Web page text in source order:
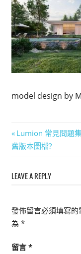
式,
人
人
都
能
軟
體
model design by
文
章
導
Previous
Post:
Lumion 常見問題
舊版本圖檔?
LEAVE A REPLY
發佈留言必須填寫的
為 *
留言 *